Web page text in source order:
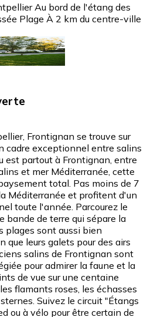
Au bord de l'étang des
Plage À 2 km du centre-ville
Frontignan se trouve sur
cadre exceptionnel entre salins
est partout à Frontignan, entre
et mer Méditerranée, cette
total. Pas moins de 7
Méditerranée et profitent d'un
toute l'année. Parcourez le
bande de terre qui sépare la
plages sont aussi bien
que leurs galets pour des airs
salins de Frontignan sont
pour admirer la faune et la
de vue sur une centaine
flamants roses, les échasses
Suivez le circuit "Étangs
ou à vélo pour être certain de